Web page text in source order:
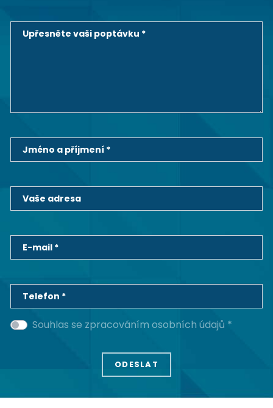
Upřesněte vaši poptávku *
Jméno a příjmení *
Vaše adresa
E-mail *
Telefon *
Souhlas se zpracováním osobních údajů *